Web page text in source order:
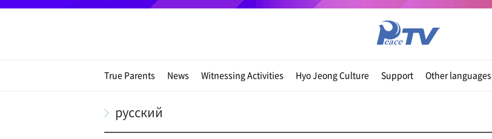
True Parents News Witnessing Activities Hyo Jeong Culture Support Other languages
русский